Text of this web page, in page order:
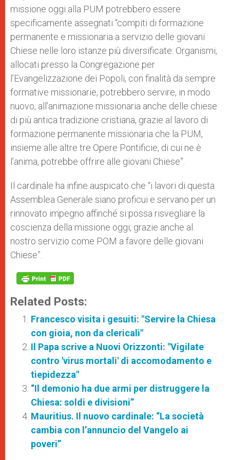
missione oggi alla PUM potrebbero essere
specificamente assegnati “compiti di formazione
permanente e missionaria a servizio delle giovani
Chiese nelle loro istanze più diversificate. Organismi,
allocati presso la Congregazione per
l’Evangelizzazione dei Popoli, con finalità da sempre
formative missionarie, potrebbero servire, in modo
nuovo, all’animazione missionaria anche delle chiese
di più antica tradizione cristiana, grazie al lavoro di
formazione permanente missionaria che la PUM,
insieme alle altre tre Opere Pontificie, di cui ne è
l’anima, potrebbe offrire alle giovani Chiese”.
Il cardinale ha infine auspicato che “i lavori di questa
Assemblea Generale siano proficui e servano per un
rinnovato impegno affinché si possa risvegliare la
coscienza della missione oggi, grazie anche al
nostro servizio come POM a favore delle giovani
Chiese”.
Related Posts:
Francesco visita i gesuiti: "Servire la Chiesa
con gioia, non da clericali"
Il Papa scrive a Nuovi Orizzonti: "Vigilate
contro 'virus mortali' di accomodamento e
tiepidezza"
“Il demonio ha due armi per distruggere la
Chiesa: soldi e divisioni”
Mauritius. Il nuovo cardinale: “La società
cambia con l’annuncio del Vangelo ai
poveri”